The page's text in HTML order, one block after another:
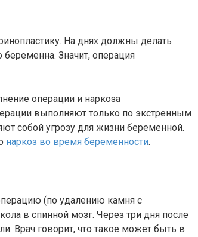
На днях должны делать
Значит, операция
операции и наркоза
выполняют только по экстренным
собой угрозу для жизни беременной.
наркоз во время беременности.
(по удалению камня с
в спинной мозг. Через три дня после
Врач говорит, что такое может быть в